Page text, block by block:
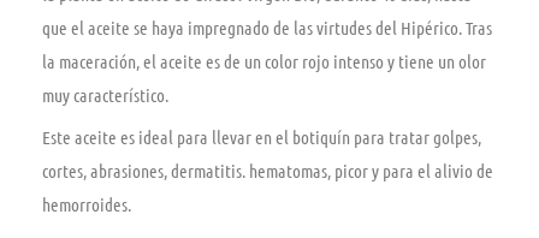
que el aceite se haya impregnado de las virtudes del Hipérico. Tras
la maceración, el aceite es de un color rojo intenso y tiene un olor
muy caracterí­stico.
Este aceite es ideal para llevar en el botiquí­n para tratar golpes,
cortes, abrasiones, dermatitis. hematomas, picor y para el alivio de
hemorroides.